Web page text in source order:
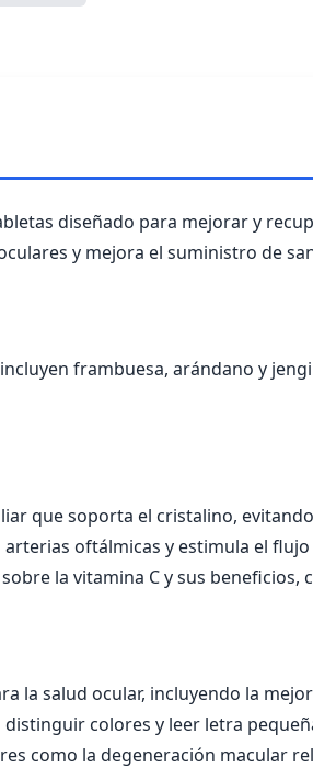
diseñado para mejorar y
y mejora el suministro de
frambuesa, arándano y
que soporta el cristalino,
oftálmicas y estimula el
la vitamina C y sus beneficios,
la salud ocular, incluyendo la
colores y leer letra
como la degeneración macular